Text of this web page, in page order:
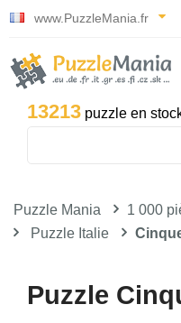
www.PuzzleMania.fr
13213 puzzle en
Puzzle Mania 1 000
Puzzle Italie
Puzzle